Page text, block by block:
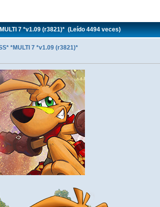
7 *v1.09 (r3821)* (Leído 4494 veces)
*MULTI 7 *v1.09 (r3821)*